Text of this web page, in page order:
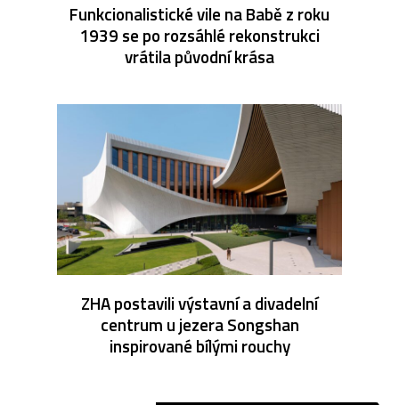
Funkcionalistické vile na Babě z roku
1939 se po rozsáhlé rekonstrukci
vrátila původní krása
ZHA postavili výstavní a divadelní
centrum u jezera Songshan
inspirované bílými rouchy